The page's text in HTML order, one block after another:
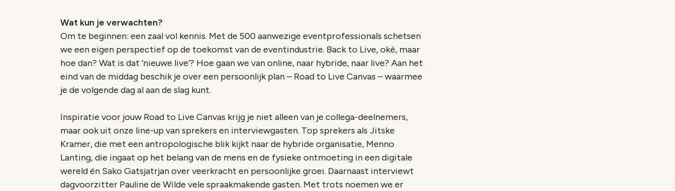
Wat kun je verwachten?
Om te beginnen: een zaal vol kennis. Met de 500 aanwezige eventprofessionals schetsen
we een eigen perspectief op de toekomst van de eventindustrie. Back to Live, oké, maar
hoe dan? Wat is dat ‘nieuwe live’? Hoe gaan we van online, naar hybride, naar live? Aan het
eind van de middag beschik je over een persoonlijk plan – Road to Live Canvas – waarmee
je de volgende dag al aan de slag kunt.
Inspiratie voor jouw Road to Live Canvas krijg je niet alleen van je collega-deelnemers,
maar ook uit onze line-up van sprekers en interviewgasten. Top sprekers als Jitske
Kramer, die met een antropologische blik kijkt naar de hybride organisatie, Menno
Lanting, die ingaat op het belang van de mens en de fysieke ontmoeting in een digitale
wereld én Sako Gatsjatrjan over veerkracht en persoonlijke groei. Daarnaast interviewt
dagvoorzitter Pauline de Wilde vele spraakmakende gasten. Met trots noemen we er